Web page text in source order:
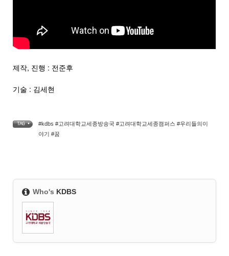
제작, 진행 : 전준후
기술 : 김세현
TAG •
#kdbs #고려대학교세종방송국 #고려대학교세종캠퍼스 #우리들의이
야기 #꿈
Who's KDBS